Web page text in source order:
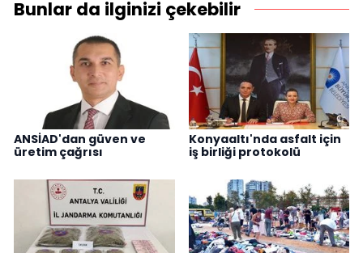
Bunlar da ilginizi çekebilir
ANSİAD'dan güven ve
üretim çağrısı
Konyaaltı'nda asfalt için
iş birliği protokolü